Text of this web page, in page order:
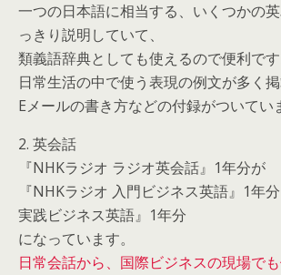
一つの日本語に相当する、いくつかの
っきり説明していて、
類義語辞典としても使えるので便利です
日常生活の中で使う表現の例文が多く掲
Eメールの書き方などの付録がついてい
2. 英会話
『NHKラジオ ラジオ英会話』1年分が
『NHKラジオ 入門ビジネス英語』1年
実践ビジネス英語』1年分
になっています。
日常会話から、国際ビジネスの現場で